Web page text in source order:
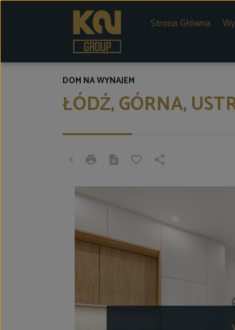
Strona Główna
ŁÓDŹ, GÓRNA,
DOM NA WYNAJEM